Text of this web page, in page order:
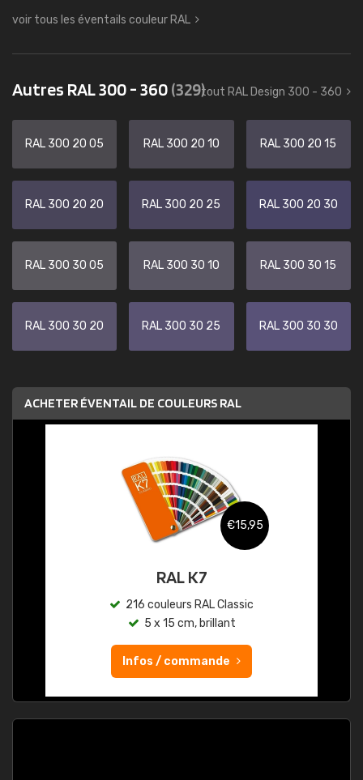
voir tous les éventails couleur RAL
Autres RAL 300 - 360(329)tout RAL Design 300 - 360
RAL 300 20 05 RAL 300 20 10 RAL 300 20 15
RAL 300 20 20 RAL 300 20 25 RAL 300 20 30
RAL 300 30 05 RAL 300 30 10 RAL 300 30 15
RAL 300 30 20 RAL 300 30 25 RAL 300 30 30
ACHETER ÉVENTAIL DE COULEURS RAL
€15,95
RAL K7
216 couleurs RAL Classic
5 x 15 cm, brillant
Infos / commande